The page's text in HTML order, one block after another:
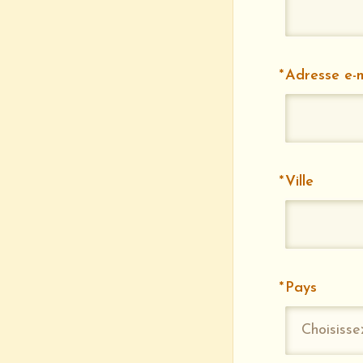
Adresse e-
Ville
Pays